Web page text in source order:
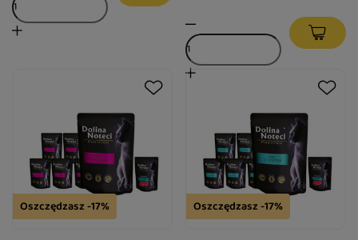
Oszczędzasz -17% Oszczędzasz -17%